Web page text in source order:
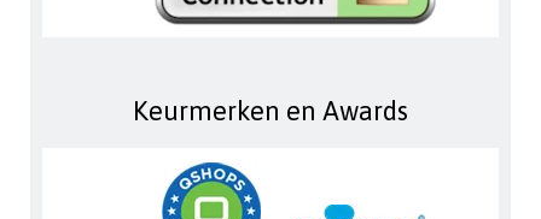
Keurmerken en Awards